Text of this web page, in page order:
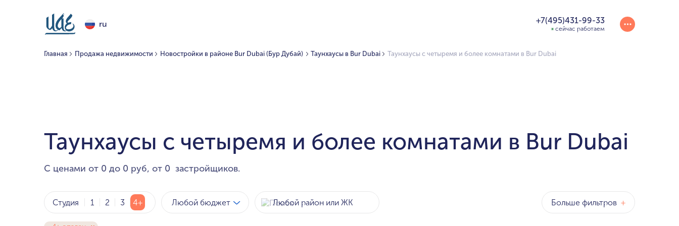
ru +7(495)431-99-33
сейчас работаем
Главная Продажа недвижимости Новостройки в районе Bur Dubai (Бур Дубай) Таунхаусы в Bur Dubai Таунхаусы с четыремя и более комнатами в Bur Dubai
Таунхаусы с четыремя и более комнатами в Bur Dubai
С ценами от 0 до 0 руб, от 0 застройщиков.
Студия 1 2 3 4+ Любой бюджет Больше фильтров +